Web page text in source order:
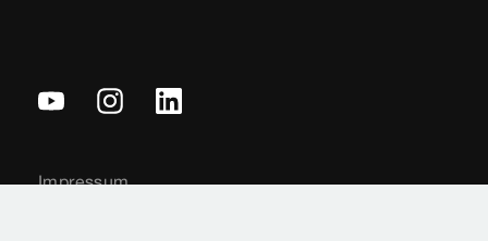
Impressum